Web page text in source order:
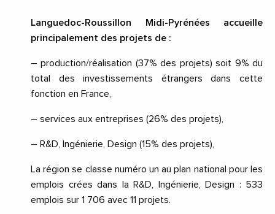
Languedoc-Roussillon Midi-Pyrénées accueille
principalement des projets de :
– production/réalisation (37% des projets) soit 9% du
total des investissements étrangers dans cette
fonction en France,
– services aux entreprises (26% des projets),
– R&D, Ingénierie, Design (15% des projets),
La région se classe numéro un au plan national pour les
emplois crées dans la R&D, Ingénierie, Design : 533
emplois sur 1 706 avec 11 projets.